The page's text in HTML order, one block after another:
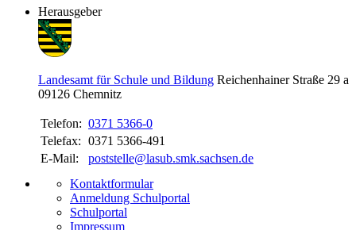
Herausgeber
Landesamt für Schule und Bildung Reichenhainer Straße 29 a
09126 Chemnitz
Telefon: 0371 5366-0
Telefax: 0371 5366-491
E-Mail:
poststelle@lasub.smk.sachsen.de
Kontaktformular
Anmeldung Schulportal
Schulportal
Impressum